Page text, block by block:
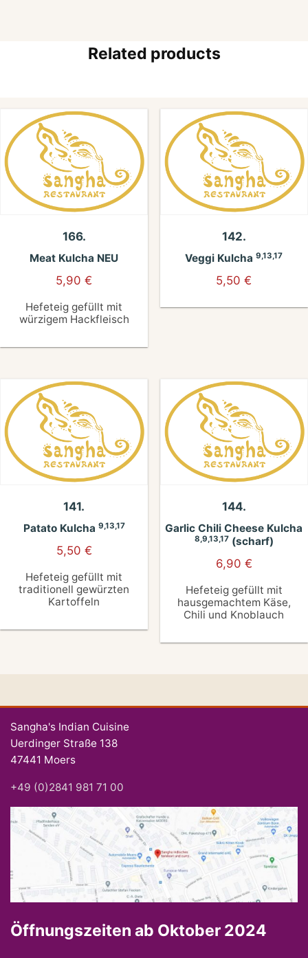
Related products
166.
Meat Kulcha NEU
5,90€
Hefeteig gefüllt mit
würzigem Hackfleisch
142.
Veggi Kulcha9,13,17
5,50€
141.
Patato Kulcha 9,13,17
5,50 €
Hefeteig gefüllt mit
traditionell gewürzten
Kartoffeln
144.
Garlic Chili Cheese Kulcha
8,9,13,17(scharf)
6,90 €
Hefeteig gefüllt mit
hausgemachtem Käse,
Chili und Knoblauch
Sangha's Indian Cuisine
Uerdinger Straße 138
47441 Moers
+49 (0)2841 981 71 00
Öffnungszeiten ab Oktober 2024